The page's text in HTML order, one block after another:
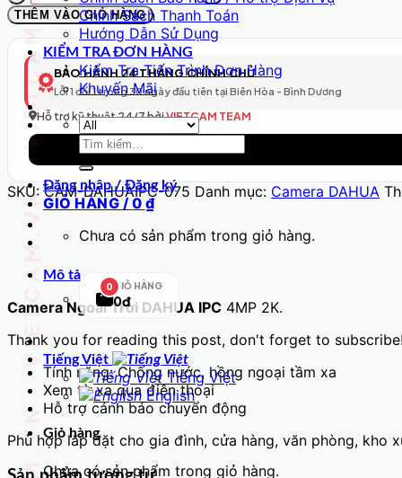
Chính Sách Thanh Toán
Hướng Dẫn Sử Dụng
KIỂM TRA ĐƠN HÀNG
Kiểm Tra Tiến Trình Đơn Hàng
Khuyến Mãi
Tìm
Đăng nhập / Đăng ký
GIỎ HÀNG / 0 ₫
Chưa có sản phẩm trong giỏ hàng.
0 GIỎ HÀNG
0đ
Tiếng Việt
Tiếng Việt
English
Giỏ hàng
Chưa có sản phẩm trong giỏ hàng.
Ngoài
Trời
DAHUA
IPC
4MP
2K
-
Chống
nước,
ngoại
tầm
xa
số
THÊM VÀO GIỎ HÀNG
BẢO HÀNH 24 THÁNG CHÍNH CHỦ
Lỗi 1 đổi 1 trong 30 ngày đầu tiên tại Biên Hòa - Bình Dương
Hỗ trợ kỹ thuật 24/7 bởiVIETCAM TEAM
SKU:CAM-DAHUAIPC-075 Danh mục: Camera DAHUA
Mô tả
Camera Ngoài Trời DAHUA IPC 4MP 2K.
Thank you for reading this post, don't forget to subscribe!
Tính năng: Chống nước, hồng ngoại tầm xa
Xem từ xa qua điện thoại
Hỗ trợ cảnh báo chuyển động
Phù hợp lắp đặt cho gia đình, cửa hàng, văn phòng, kho